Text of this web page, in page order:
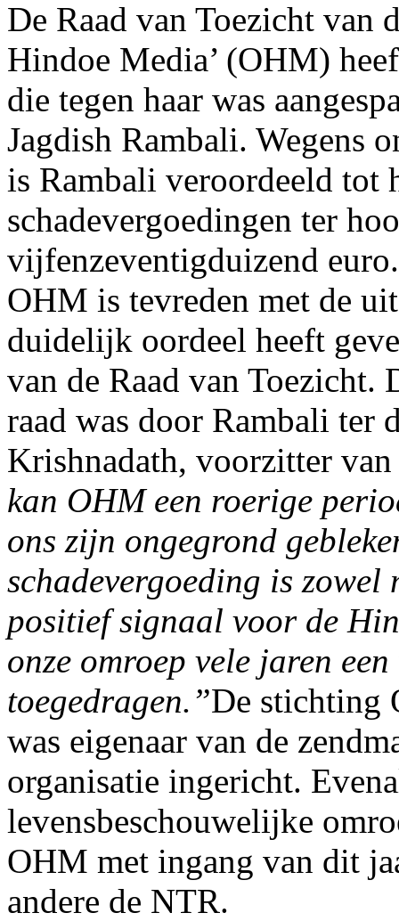
De Raad van Toezicht van
Hindoe Media’ (OHM)
die tegen haar was
Jagdish Rambali. Wegens
is Rambali veroordeeld tot
schadevergoedingen ter
vijfenzeventigduizend euro.
OHM is tevreden met de
duidelijk oordeel heeft
van de Raad van
raad was door Rambali ter
Krishnadath, voorzitter van
kan OHM een roerige
ons zijn ongegrond
schadevergoeding is
positief signaal voor de
onze omroep vele jaren
toegedragen.”De stichting
was eigenaar van de
organisatie ingericht.
levensbeschouwelijke
OHM met ingang van dit
andere de NTR.